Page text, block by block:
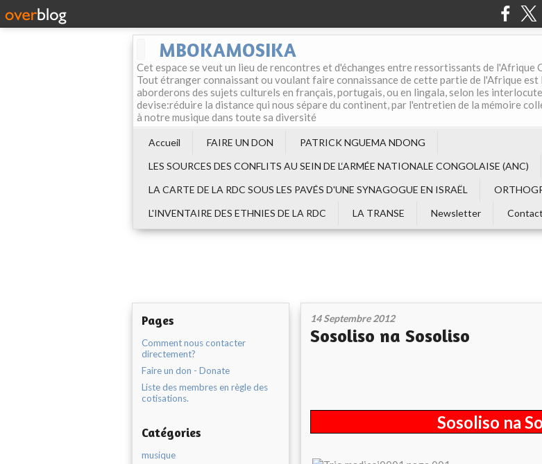
MBOKAMOSIKA
Cet espace se veut un lieu de rencontres et d'échanges entre ressortissants de l'Afrique
Tout étranger connaissant ou voulant faire connaissance de cette partie de l'Afrique est
aborderons des sujets culturels en français, portugais, ou en lingala, selon les
devise:réduire la distance qui nous sépare du continent, par l'entretien de la mémoire
à notre musique dans toute sa diversité
Accueil FAIRE UN DON
PATRICK NGUEMA NDONG
LES SOURCES DES CONFLITS AU SEIN DE L‘ARMÉE NATIONALE CONGOLAISE (ANC)
LA CARTE DE LA RDC SOUS LES PAVÉS D'UNE SYNAGOGUE EN ISRAËL
L'INVENTAIRE DES ETHNIES DE LA RDC
LA TRANSE Newsletter Contact
Pages
Comment nous contacter
directement?
Faire un don - Donate
Liste des membres en règle des
cotisations.
Catégories
musique
14 Septembre 2012
Sosoliso na Sosoliso
Sosoliso na